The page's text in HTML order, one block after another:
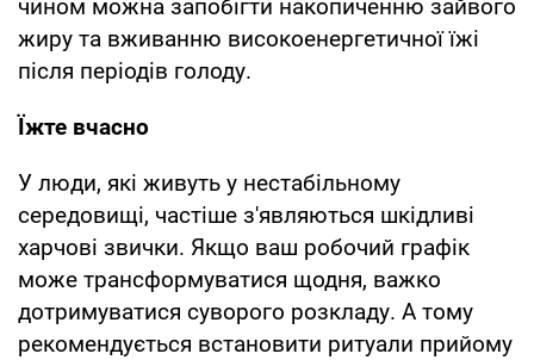
чином можна запобігти накопиченню зайвого
жиру та вживанню високоенергетичної їжі
після періодів голоду.
Їжте вчасно
У люди, які живуть у нестабільному
середовищі, частіше з'являються шкідливі
харчові звички. Якщо ваш робочий графік
може трансформуватися щодня, важко
дотримуватися суворого розкладу. А тому
рекомендується встановити ритуали прийому